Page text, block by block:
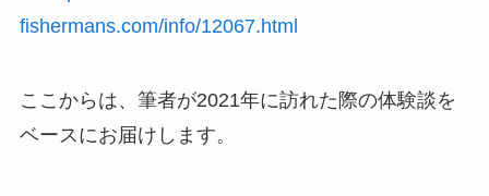
fishermans.com/info/12067.html
ここからは、筆者が2021年に訪れた際の体験談を
ベースにお届けします。